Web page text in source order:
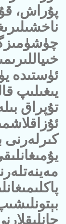
پۇراش،
ئۈستىدە
يىغىلىپ
تۇپراق
كىرلەرنى